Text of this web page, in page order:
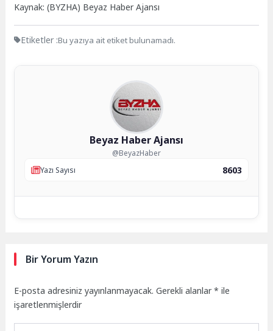
Kaynak: (BYZHA) Beyaz Haber Ajansı
Etiketler :Bu yazıya ait etiket bulunamadı.
Beyaz Haber Ajansı
@BeyazHaber
Yazı Sayısı
8603
Bir Yorum Yazın
E-posta adresiniz yayınlanmayacak. Gerekli alanlar* ile
işaretlenmişlerdir